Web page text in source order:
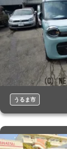
うるま市